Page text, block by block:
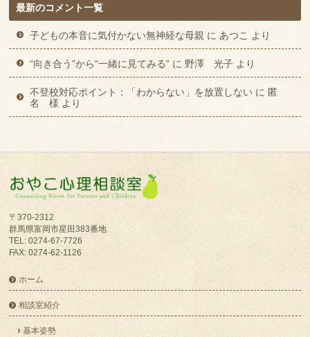
最新のコメント一覧
子どもの本音に気付かない無神経な母親 にあつこ より
“向き合う”から“一緒に見てみる” に野澤 光子 より
不登校対応ポイント：「わからない」を放置しない に 匿
名 様 より
〒370-2312
群馬県富岡市星田383番地
TEL: 0274-67-7726
FAX: 0274-62-1126
ホーム
相談室紹介
基本姿勢